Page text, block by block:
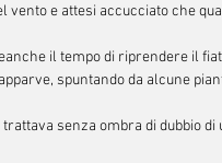
vento e attesi accucciato che
il tempo di riprendere il
spuntando da alcune
trattava senza ombra di dubbio